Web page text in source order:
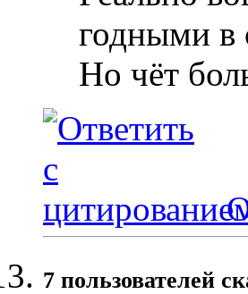
годными в
Но чёт
7 пользователей